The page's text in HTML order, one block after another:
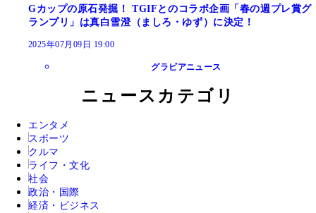
Gカップの原石発掘！ TGIFとのコラボ企画「春の週プレ賞グ
ランプリ」は真白雪澄（ましろ・ゆず）に決定！
2025年07月09日 19:00
グラビアニュース
ニュースカテゴリ
エンタメ
スポーツ
クルマ
ライフ・文化
社会
政治・国際
経済・ビジネス